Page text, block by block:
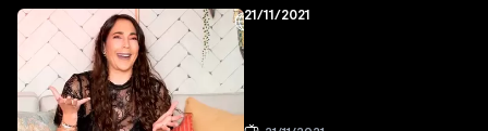
21/11/2021